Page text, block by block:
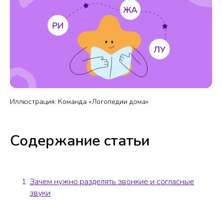
Иллюстрация: Команда «Логопедии дома»
Содержание статьи
Зачем нужно разделять звонкие и согласные
звуки